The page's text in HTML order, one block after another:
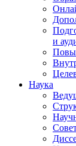
и
Наука